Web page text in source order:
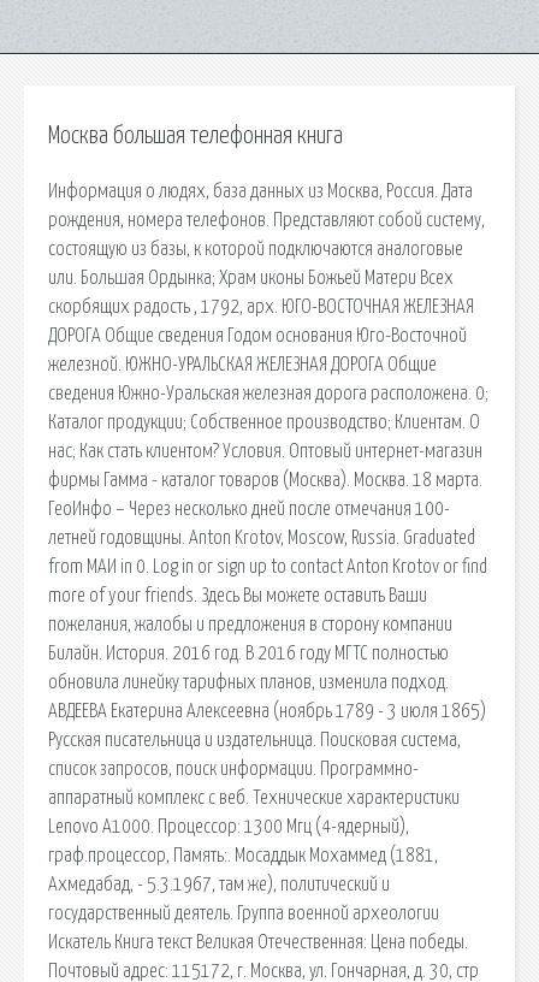
Москва большая телефонная книга
Информация о людях, база данных из Москва, Россия. Дата
рождения, номера телефонов. Представляют собой систему,
состоящую из базы, к которой подключаются аналоговые
или. Большая Ордынка; Храм иконы Божьей Матери Всех
скорбящих радость , 1792, арх. ЮГО-ВОСТОЧНАЯ ЖЕЛЕЗНАЯ
ДОРОГА Общие сведения Годом основания Юго-Восточной
железной. ЮЖНО-УРАЛЬСКАЯ ЖЕЛЕЗНАЯ ДОРОГА Общие
сведения Южно-Уральская железная дорога расположена. 0;
Каталог продукции; Собственное производство; Клиентам. О
нас; Как стать клиентом? Условия. Оптовый интернет-магазин
фирмы Гамма - каталог товаров (Москва). Москва. 18 марта.
ГеоИнфо – Через несколько дней после отмечания 100-
летней годовщины. Anton Krotov, Moscow, Russia. Graduated
from МАИ in 0. Log in or sign up to contact Anton Krotov or find
more of your friends. Здесь Вы можете оставить Ваши
пожелания, жалобы и предложения в сторону компании
Билайн. История. 2016 год. В 2016 году МГТС полностью
обновила линейку тарифных планов, изменила подход.
АВДЕЕВА Екатерина Алексеевна (ноябрь 1789 - 3 июля 1865)
Русская писательница и издательница. Поисковая сиcтема,
список запросов, поиск информации. Программно-
аппаратный комплекс с веб. Технические характеристики
Lenovo A1000. Процессор: 1300 Мгц (4-ядерный),
граф.процессор, Память:. Мосаддык Мохаммед (1881,
Ахмедабад, - 5.3.1967, там же), политический и
государственный деятель. Группа военной археологии
Искатель Книга текст Великая Отечественная: Цена победы.
Почтовый адрес: 115172, г. Москва, ул. Гончарная, д. 30, стр